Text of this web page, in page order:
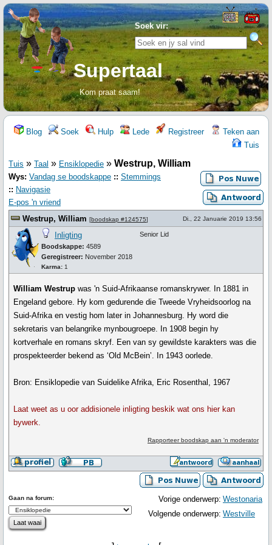
Soek vir:
Supertaal
Kom praat saam!
Blog Soek Hulp Lede Registreer
Teken aan
Tuis
Tuis » Taal » Ensiklopedie » Westrup, William
Wys: Vandag se boodskappe :: Stemmings
:: Navigasie
E-pos 'n vriend
Westrup, William [boodskap #124575] Di., 22 Januarie 2019 13:56
Inligting
Boodskappe: 4589
Geregistreer: November 2018
Karma: 1
Senior Lid
William Westrup was 'n Suid-Afrikaanse romanskrywer. In 1881 in
Engeland gebore. Hy kom gedurende die Tweede Vryheidsoorlog na
Suid-Afrika en vestig hom later in Johannesburg. Hy word die
sekretaris van belangrike mynbougroepe. In 1908 begin hy
kortverhale en romans skryf. Een van sy gewildste karakters was die
prospekteerder bekend as ‘Old McBein’. In 1943 oorlede.
Bron: Ensiklopedie van Suidelike Afrika, Eric Rosenthal, 1967
Laat weet as u oor addisionele inligting beskik wat ons hier kan
bywerk.
Rapporteer boodskap aan 'n moderator
Vorige onderwerp: Westonaria
Volgende onderwerp: Westville
Gaan na forum: